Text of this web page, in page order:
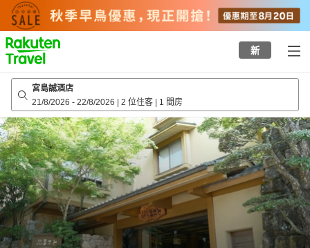
to
top
page
新
宮島誠酒店
21/8/2026 - 22/8/2026 | 2 位住客 | 1 間房